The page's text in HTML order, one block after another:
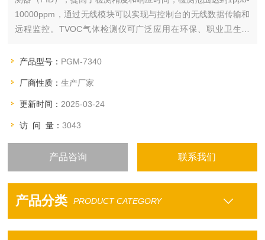
10000ppm，通过无线模块可以实现与控制台的无线数据传输和
远程监控。TVOC气体检测仪可广泛应用在环保、职业卫生健
产品型号： PGM-7340
厂商性质：生产厂家
更新时间： 2025-03-24
访 问 量：3043
产品咨询 联系我们
产品分类 PRODUCT CATEGORY